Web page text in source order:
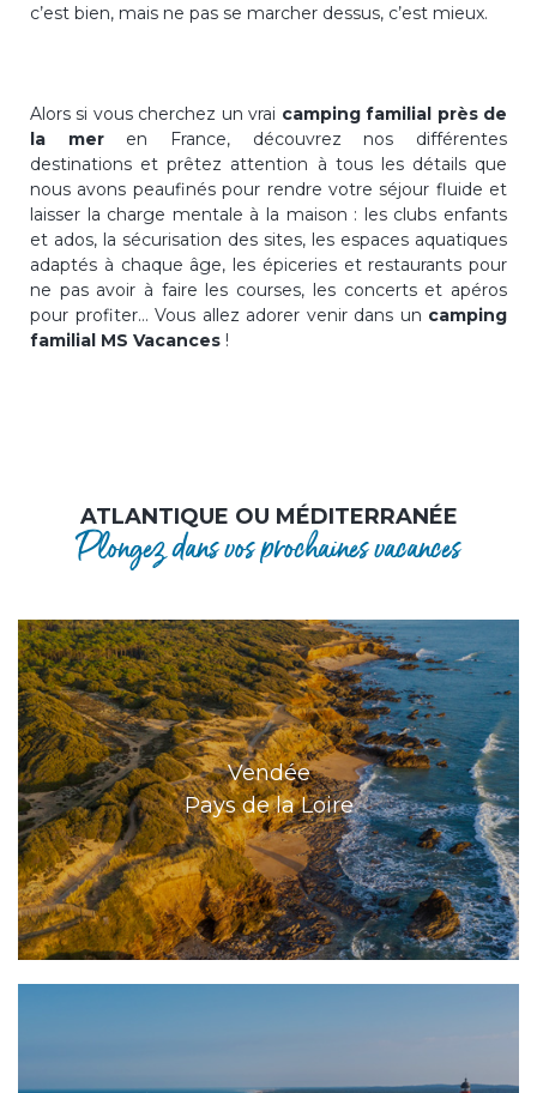
c’est bien, mais ne pas se marcher dessus, c’est mieux.
Alors si vous cherchez un vrai camping familial près de
la meren France, découvrez nos différentes
destinations et prêtez attention à tous les détails que
nous avons peaufinés pour rendre votre séjour fluide et
laisser la charge mentale à la maison : les clubs enfants
et ados, la sécurisation des sites, les espaces aquatiques
adaptés à chaque âge, les épiceries et restaurants pour
ne pas avoir à faire les courses, les concerts et apéros
pour profiter… Vous allez adorer venir dans un camping
familial MS Vacances !
ATLANTIQUE OU MÉDITERRANÉE
Plongez dans vos prochaines vacances
Vendée
Pays de la Loire